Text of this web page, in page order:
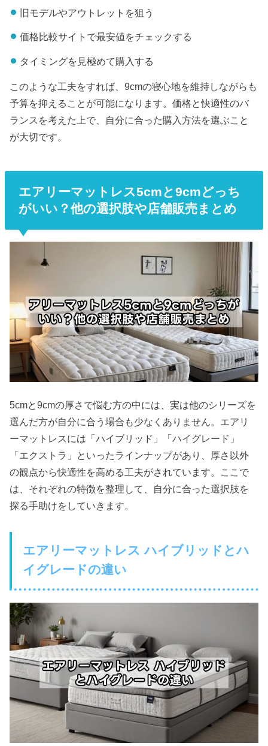
旧モデルやアウトレットを狙う
価格比較サイトで最安値をチェックする
タイミングを見極めて購入する
このような工夫をすれば、9cmの寝心地を維持しながらも
予算を抑えることが可能になります。価格と快適性のバ
ランスを考えた上で、自分に合った購入方法を選ぶこと
が大切です。
エアリーマットレス5cmと9cmどっち
がいい？他の選択肢や店舗販売まとめ
5cmと9cmの厚さで悩む方の中には、実は他のシリーズを
選んだ方が自分に合う場合も少なくありません。エアリ
ーマットレスには「ハイブリッド」「ハイグレード」
「エクストラ」といったラインナップがあり、厚さ以外
の観点から快適性を高める工夫がされています。ここで
は、それぞれの特徴を整理して、自分に合った選択肢を
探る手助けをしていきます。
エアリーマットレス ハイブリッドとハ
イグレードの違い